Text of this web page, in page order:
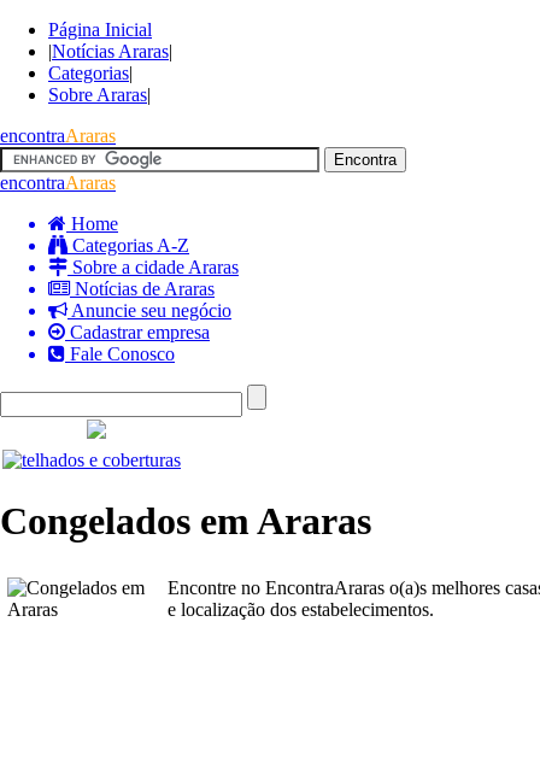
Página Inicial
|Notícias Araras|
Categorias|
Sobre Araras|
encontraAraras
encontraAraras
Home
Categorias A-Z
Sobre a cidade Araras
Notícias de Araras
Anuncie seu negócio
Cadastrar empresa
Fale Conosco
Congelados em Araras
Encontre no EncontraAraras o(a)s melhores
e localização dos estabelecimentos.